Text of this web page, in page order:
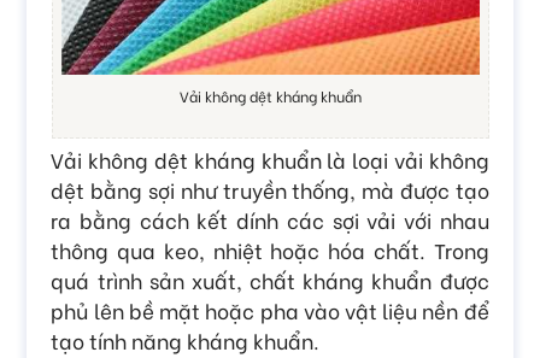
Vải không dệt kháng khuẩn
Vải không dệt kháng khuẩn là loại vải không
dệt bằng sợi như truyền thống, mà được tạo
ra bằng cách kết dính các sợi vải với nhau
thông qua keo, nhiệt hoặc hóa chất. Trong
quá trình sản xuất, chất kháng khuẩn được
phủ lên bề mặt hoặc pha vào vật liệu nền để
tạo tính năng kháng khuẩn.